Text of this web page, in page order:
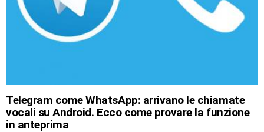
Telegram come WhatsApp: arrivano le chiamate
vocali su Android. Ecco come provare la funzione
in anteprima